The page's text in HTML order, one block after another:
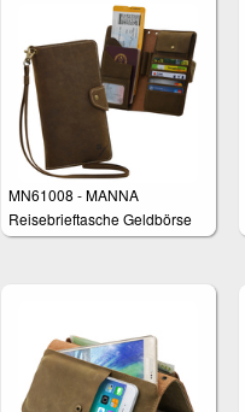
MN61008 - MANNA
Reisebrieftasche Geldbörse
Tasche für Smartphones z.B.